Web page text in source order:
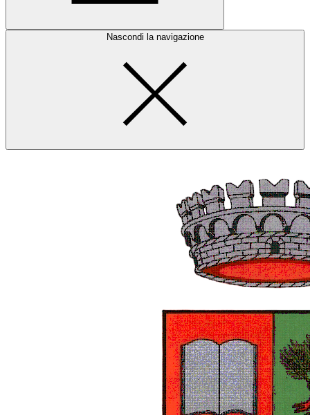
Nascondi la navigazione